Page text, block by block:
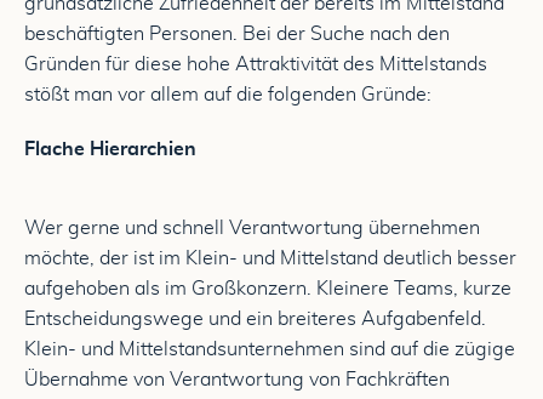
beschäftigten Personen. Bei der Suche nach den
Gründen für diese hohe Attraktivität des Mittelstands
stößt man vor allem auf die folgenden Gründe:
Flache Hierarchien
Wer gerne und schnell Verantwortung übernehmen
möchte, der ist im Klein- und Mittelstand deutlich besser
aufgehoben als im Großkonzern. Kleinere Teams, kurze
Entscheidungswege und ein breiteres Aufgabenfeld.
Klein- und Mittelstandsunternehmen sind auf die zügige
Übernahme von Verantwortung von Fachkräften